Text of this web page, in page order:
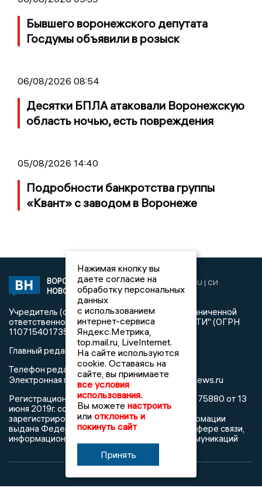
Бывшего воронежского депутата
Госдумы объявили в розыск
06/08/2026 08:54
Десятки БПЛА атаковали Воронежскую
область ночью, есть повреждения
05/08/2026 14:40
Подробности банкротства группы
«Квант» с заводом в Воронеже
ВОРОНЕЖСКИЕ
НОВОСТИ
2019 © VORONEZHNEWS.RU | СИ
«Воронежские новости»
Учредитель (соучредители): Общество с ограниченной
ответственностью "РЕГИОНАЛЬНЫЕ НОВОСТИ" (ОГРН
1107154017354)
Главный редактор: Пирогов А.А.
Телефон редакции: +7 (473) 262 77 92
Электронная почта редакции:info@voronezhnews.ru
Регистрационный номер: серия Эл № ФС 77 - 75880 от 13
июня 2019г. согласно выписке из реестра
зарегистрированных средств массовой информации
выдана Федеральной службой по надзору в сфере связи,
информационных технологий и массовых коммуникаций
Нажимая кнопку вы
даете согласие на
обработку персональных
данных
с использованием
интернет-сервиса
Яндекс.Метрика,
top.mail.ru, LiveInternet.
На сайте используются
cookie. Оставаясь на
сайте, вы принимаете
все условия
использования.
Вы можете настроить
или отклонить и
покинуть сайт
Принять